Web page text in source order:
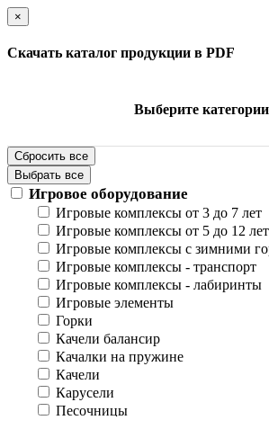
×
Скачать каталог продукции в PDF
Выберите категории
Сбросить все
Выбрать все
Игровое оборудование
Игровые комплексы от 3 до 7 лет
Игровые комплексы от 5 до 12 лет
Игровые комплексы с зимними
Игровые комплексы - транспорт
Игровые комплексы - лабиринты
Игровые элементы
Горки
Качели балансир
Качалки на пружине
Качели
Карусели
Песочницы